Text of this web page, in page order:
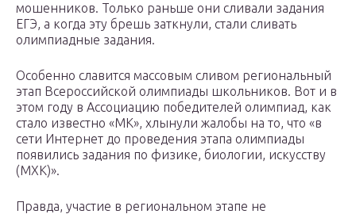
мошенников. Только раньше они сливали задания
ЕГЭ, а когда эту брешь заткнули, стали сливать
олимпиадные задания.
Особенно славится массовым сливом региональный
этап Всероссийской олимпиады школьников. Вот и в
этом году в Ассоциацию победителей олимпиад, как
стало известно «МК», хлынули жалобы на то, что «в
сети Интернет до проведения этапа олимпиады
появились задания по физике, биологии, искусству
(МХК)».
Правда, участие в региональном этапе не